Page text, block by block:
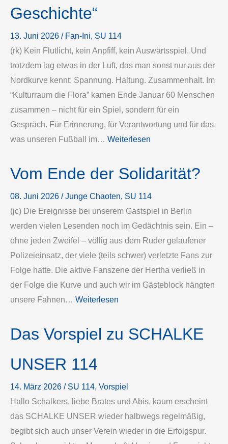
Geschichte“
13. Juni 2026 / Fan-Ini, SU 114
(rk) Kein Flutlicht, kein Anpfiff, kein Auswärtsspiel. Und
trotzdem lag etwas in der Luft, das man sonst nur aus der
Nordkurve kennt: Spannung. Haltung. Zusammenhalt. Im
“Kulturraum die Flora” kamen Ende Januar 60 Menschen
zusammen – nicht für ein Spiel, sondern für ein
Gespräch. Für Erinnerung, für Verantwortung und für das,
was unseren Fußball im… Weiterlesen
Vom Ende der Solidarität?
08. Juni 2026 /Junge Chaoten, SU 114
(jc) Die Ereignisse bei unserem Gastspiel in Berlin
werden vielen Lesenden noch im Gedächtnis sein. Ein –
ohne jeden Zweifel – völlig aus dem Ruder gelaufener
Polizeieinsatz, der viele (teils schwer) verletzte Fans zur
Folge hatte. Die aktive Fanszene der Hertha verließ in
der Folge die Kurve und auch wir im Gästeblock hängten
unsere Fahnen… Weiterlesen
Das Vorspiel zu SCHALKE
UNSER 114
14. März 2026 / SU 114, Vorspiel
Hallo Schalkers, liebe Brates und Abis, kaum erscheint
das SCHALKE UNSER wieder halbwegs regelmäßig,
begibt sich auch unser Verein wieder in die Erfolgspur.